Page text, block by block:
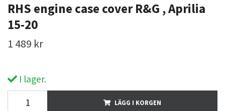
RHS engine case cover R&G , Aprilia
15-20
1 489 kr
I lager.
LÄGG I KORGEN